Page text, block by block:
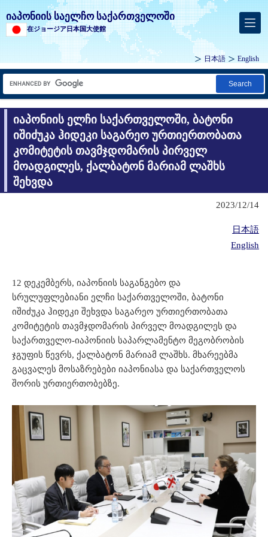
იაპონიის საელჩო საქართველოში
在ジョージア日本国大使館
日本語 English
Search
იაპონიის ელჩი საქართველოში, ბატონი
იშიძუკა ჰიდეკი საგარეო ურთიერთობათა
კომიტეტის თავმჯდომარის პირველ
მოადგილეს, ქალბატონ მარიამ ლაშხს
შეხვდა
2023/12/14
日本語
English
12 დეკემბერს, იაპონიის საგანგებო და
სრულუფლებიანი ელჩი საქართველოში, ბატონი
იშიძუკა ჰიდეკი შეხვდა საგარეო ურთიერთობათა
კომიტეტის თავმჯდომარის პირველ მოადგილეს და
საქართველო-იაპონიის საპარლამენტო მეგობრობის
ჯგუფის წევრს, ქალბატონ მარიამ ლაშხს. მხარეებმა
გაცვალეს მოსაზრებები იაპონიასა და საქართველოს
შორის ურთიერთობებზე.